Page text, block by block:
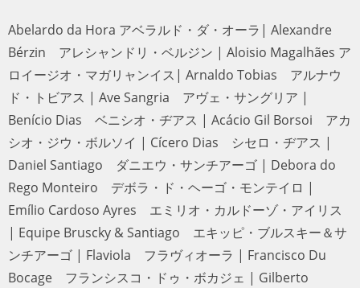
Abelardo da Hora アベラルド・ダ・オーラ| Alexandre
Bérzin アレシャンドリ・ベルジン | Aloisio Magalhães ア
ロイージオ・マガリャンイス| Arnaldo Tobias アルナウ
ド・トビアス | Ave Sangria アヴェ・サングリア | Benício
Dias ベニシオ・ヂアス | Acácio Gil Borsoi アカシオ・ジ
ウ・ボルソイ | Cícero Dias シセロ・ヂアス | Daniel
Santiago ダニエウ・サンチアーゴ | Debora do Rego
Monteiro デボラ・ド・ヘーゴ・モンテイロ | Emílio
Cardoso Ayres エミリオ・カルドーゾ・アイリス | Equipe
Bruscky & Santiago エキッピ・ブルスキー＆サンチアーゴ
| Flaviola フラヴィオーラ | Francisco Du Bocage フラン
シスコ・ドゥ・ボカジェ | Gilberto Freyre ジウベルト・フ